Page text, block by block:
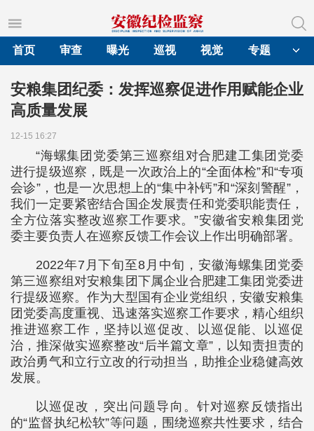
首页
审查 曝光 巡视 视觉 专题
安粮集团纪委：发挥巡察促进作用赋能企业
高质量发展
12-15 16:27
“海螺集团党委第三巡察组对合肥建工集团党委
进行提级巡察，既是一次政治上的“全面体检”和“专项
会诊”，也是一次思想上的“集中补钙”和“深刻警醒”，
我们一定要紧密结合国企发展责任和党委职能责任，
全方位落实整改巡察工作要求。”安徽省安粮集团党
委主要负责人在巡察反馈工作会议上作出明确部署。
2022年7月下旬至8月中旬，安徽海螺集团党委
第三巡察组对安粮集团下属企业合肥建工集团党委进
行提级巡察。作为大型国有企业党组织，安徽安粮集
团党委高度重视、迅速落实巡察工作要求，精心组织
推进巡察工作，坚持以巡促改、以巡促能、以巡促
治，推深做实巡察整改“后半篇文章”，以知责担责的
政治勇气和立行立改的行动担当，助推企业稳健高效
发展。
以巡促改，突出问题导向。针对巡察反馈指出
的“监督执纪松软”等问题，围绕巡察共性要求，结合